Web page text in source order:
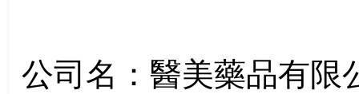
公司名：醫美藥品有限